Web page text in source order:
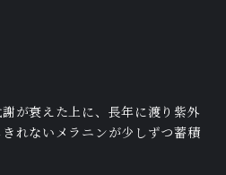
が衰えた上に、長年に渡り紫外
れないメラニンが少しずつ蓄積